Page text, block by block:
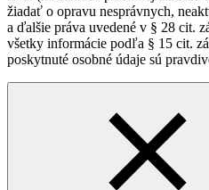
žiadať o opravu nesprávnych,
a ďalšie práva uvedené v § 28 cit.
všetky informácie podľa § 15 cit.
poskytnuté osobné údaje sú